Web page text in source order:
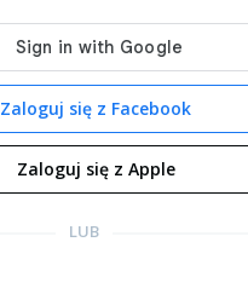
Zaloguj się z Facebook
Zaloguj się z Apple
LUB